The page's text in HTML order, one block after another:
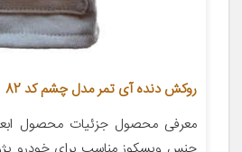
روکش دنده آی تمر مدل چشم کد 82